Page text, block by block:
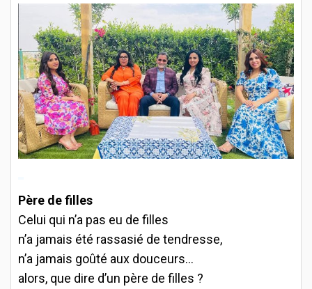
Père de filles
Celui qui n’a pas eu de filles
n’a jamais été rassasié de tendresse,
n’a jamais goûté aux douceurs…
alors, que dire d’un père de filles ?